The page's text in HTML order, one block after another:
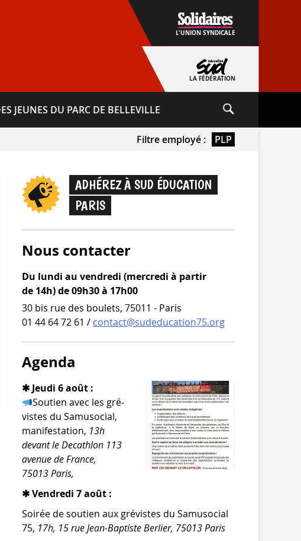
L'UNION SYNDICALE
LA FÉDÉRATION
JEUNES DU PARC DE BELLEVILLE
Filtre employé : PLP
ADHÉREZ À SUD ÉDUCATION
PARIS
Nous contacter
Du lundi au vendredi (mercredi à partir
de 14h) de 09h30 à 17h00
30 bis rue des boulets, 75011 - Paris
01 44 64 72 61 / contact@sudeducation75.org
Agenda
✱ Jeudi 6 août :
Soutien avec les gré­
vistes du Samusocial,
mani­fes­ta­tion, 13h
devant le Decathlon 113
ave­nue de France,
75013 Paris,
✱ Vendredi 7 août :
Soirée de sou­tien aux gré­vistes du Samusocial
75, 17h, 15 rue Jean-​Baptiste Berlier, 75013 Paris